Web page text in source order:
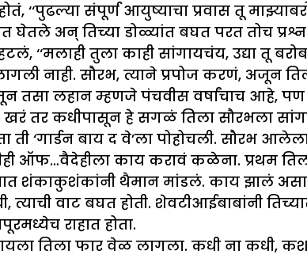
‘‘पुढल्या संपूर्ण आयुष्याचा प्रवास तू
घेतले अन् तिच्या डोळ्यांत बघत परत तोच
‘‘मलाही तुला काही सांगायचंय, उद्या तू
लागली नाही. सौरभ, त्याने प्रपोज करणं,
तसा लहान म्हणजे पंचवीस वर्षांचाच आहे,
खरं तर कधीपासून हे सगळं तिला सौरभला
ती ‘गार्डन बाय द वे’ला पोहोचली. सौरभ
ऑफ…वैदेहीला काय करावं कळेना.
शंकाकुशंकांनी थैमान मांडलं. काय झालं
त्याची वाट बघत होती. शेवटीआईबाबांनी
राहात होता.
तिला फार वेळ लागला. कधी ना कधी,